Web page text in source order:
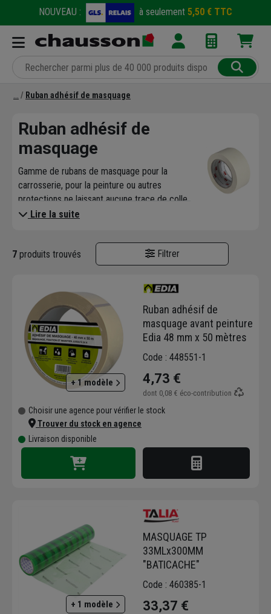
NOUVEAU : à seulement 5,50 € TTC
Ruban adhésif de masquage
Ruban adhésif de
masquage
Gamme de rubans de masquage pour la
carrosserie, pour la peinture ou autres
protections ne laissant aucune trace de colle.
Lire la suite
7 produits trouvés Filtrer
+ 1 modèle
Ruban adhésif de
masquage avant peinture
Edia 48 mm x 50 mètres
Code : 448551-1
4,73 €
dont 0,08 € éco-contribution
Choisir une agence pour vérifier le stock
Trouver du stock en agence
Livraison disponible
+ 1 modèle
MASQUAGE TP
33MLx300MM
"BATICACHE"
Code : 460385-1
33,37 €